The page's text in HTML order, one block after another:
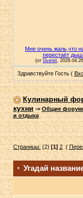
Здравствуйте Гость (
Кулинарный
кухни->Общие
и отдыха
Страницы:(2)[1] 2(
Угадай